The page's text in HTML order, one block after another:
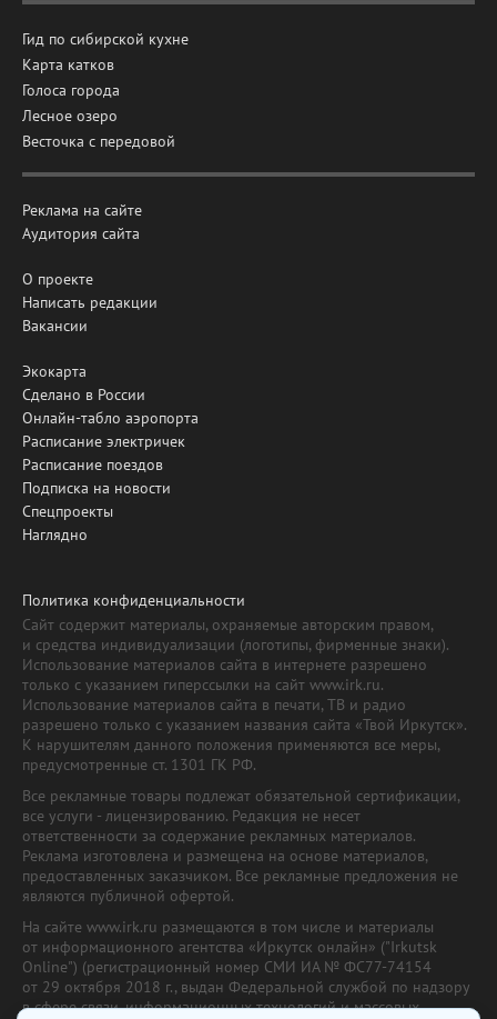
Гид по сибирской кухне
Карта катков
Голоса города
Лесное озеро
Весточка с передовой
Реклама на сайте
Аудитория сайта
О проекте
Написать редакции
Вакансии
Экокарта
Сделано в России
Онлайн-табло аэропорта
Расписание электричек
Расписание поездов
Подписка на новости
Спецпроекты
Наглядно
Политика конфиденциальности
Сайт содержит материалы, охраняемые авторским правом,
и средства индивидуализации (логотипы, фирменные знаки).
Использование материалов сайта в интернете разрешено
только с указанием гиперссылки на сайт www.irk.ru.
Использование материалов сайта в печати, ТВ и радио
разрешено только с указанием названия сайта «Твой Иркутск».
К нарушителям данного положения применяются все меры,
предусмотренные ст. 1301 ГК РФ.
Все рекламные товары подлежат обязательной сертификации,
все услуги - лицензированию. Редакция не несет
ответственности за содержание рекламных материалов.
Реклама изготовлена и размещена на основе материалов,
предоставленных заказчиком. Все рекламные предложения не
являются публичной офертой.
На сайте www.irk.ru размещаются в том числе и материалы
от информационного агентства «Иркутск онлайн» ("Irkutsk
Online") (регистрационный номер СМИ ИА № ФС77-74154
от 29 октября 2018 г., выдан Федеральной службой по надзору
в сфере связи, информационных технологий и массовых